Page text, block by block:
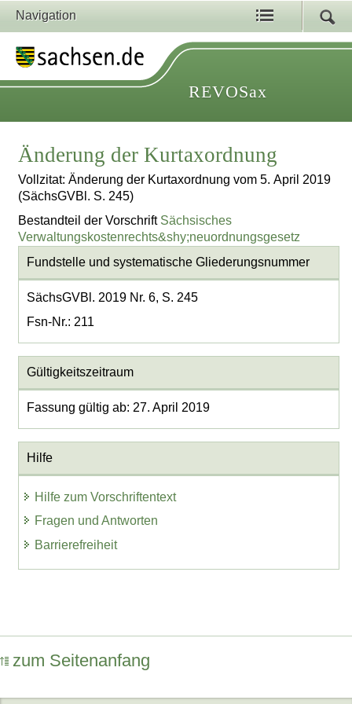
Navigation
REVOSax
Änderung der Kurtaxordnung
Vollzitat: Änderung der Kurtaxordnung vom 5. April 2019
(SächsGVBl. S. 245)
Bestandteil der Vorschrift Sächsisches
Verwaltungskostenrechts&shy;neuordnungsgesetz
Fundstelle und systematische Gliederungsnummer
SächsGVBl. 2019 Nr. 6, S. 245
Fsn-Nr.: 211
Gültigkeitszeitraum
Fassung gültig ab: 27. April 2019
Hilfe
Hilfe zum Vorschriftentext
Fragen und Antworten
Barrierefreiheit
zum Seitenanfang